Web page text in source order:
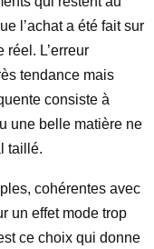
l’achat a été fait sur
réel. L’erreur
tendance mais
consiste à
une belle matière ne
taillé.
cohérentes avec
un effet mode trop
ce choix qui donne